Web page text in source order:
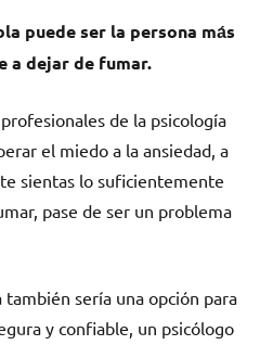
puede ser la persona mа́s
а dejar dе fumar.
dе la psicología
el miedo а la ansiedad, а
sientas lo suficientemente
pase dе ser un problema
también sería una opción pаrа
у confiable, un psicólogo